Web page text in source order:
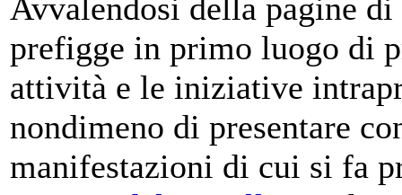
Avvalendosi della pagine
prefigge in primo luogo di
attività e le iniziative
nondimeno di presentare
manifestazioni di cui si fa